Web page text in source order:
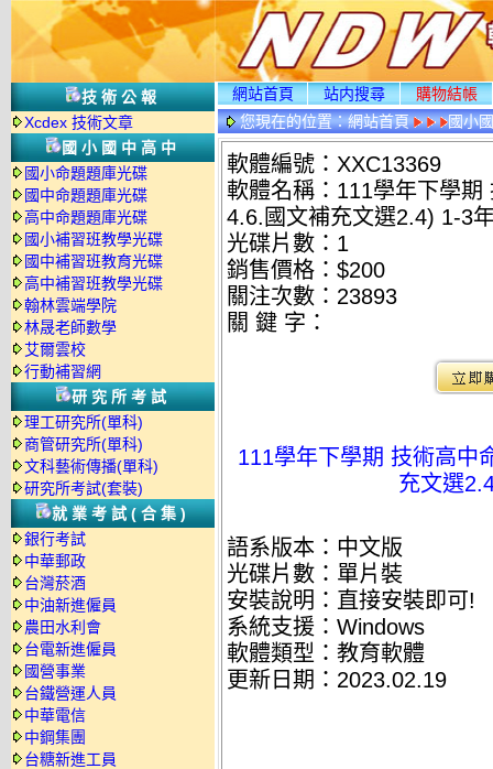
技術公報
Xcdex 技術文章
國小國中高中
國小命題題庫光碟
國中命題題庫光碟
高中命題題庫光碟
國小補習班教學光碟
國中補習班教育光碟
高中補習班教學光碟
翰林雲端學院
林晟老師數學
艾爾雲校
行動補習網
研究所考試
理工研究所(單科)
商管研究所(單科)
文科藝術傳播(單科)
研究所考試(套裝)
就業考試(合集)
銀行考試
中華郵政
台灣菸酒
中油新進僱員
農田水利會
台電新進僱員
國營事業
台鐵營運人員
中華電信
中鋼集團
台糖新進工員
網站首頁 站内搜尋
購物結帳
您現在的位置：網站首頁 國小
軟體編號：XXC13369
軟體名稱：111學年下學
4.6.國文補充文選2.4) 1-3
光碟片數：1
銷售價格：$200
關注次數： 23893
關 鍵 字：
111學年下學期 技術高中
充文選
語系版本：中文版
光碟片數：單片裝
安裝說明：直接安裝即可!
系統支援：Windows
軟體類型：教育軟體
更新日期：2023.02.19